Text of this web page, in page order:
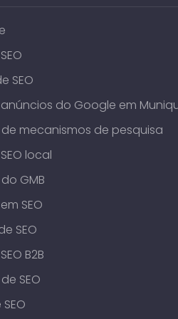
SEO
do Google em
mecanismos de pesquisa
local
GMB
SEO
SEO
B2B
SEO